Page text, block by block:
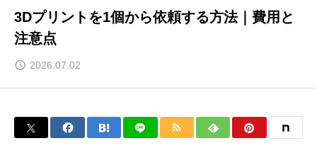
3Dプリントを1個から依頼する方法｜費用と
注意点
2026.07.02